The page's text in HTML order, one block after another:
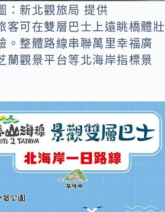
：新北觀旅局 提供
客可在雙層巴士上遠眺橋體壯
。整體路線串聯萬里幸福廣
蘭觀景平台等北海岸指標景